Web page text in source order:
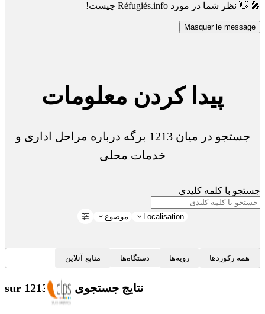
🎤 👋 نظر شما در مورد Réfugiés.info چیست!
Masquer le message
پیدا کردن معلومات
جستجو در میان 1213 برگه درباره مراحل اداری و
خدمات محلی
جستجو با کلمه کلیدی
Localisation موضوع
همه رکوردها رویه‌ها دستگاه‌ها منابع آنلاین
نتایج جستجوی شما sur 1213